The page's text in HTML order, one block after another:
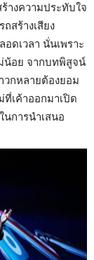
างความประทับใจ
สร้างเสียง
ดเวลา นั่นเพราะ
น้อย จากบทพิสูจน์
วกหลายต้องยอม
เค้าออกมาเปิด
การนำเสนอ